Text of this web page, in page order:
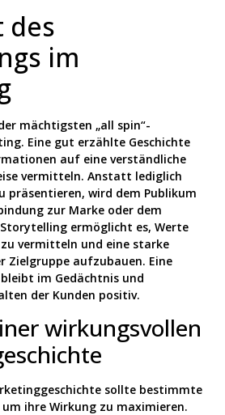
des
im
mächtigsten „all spin“-
Eine gut erzählte Geschichte
auf eine verständliche
vermitteln. Anstatt lediglich
präsentieren, wird dem Publikum
zur Marke oder dem
ermöglicht es, Werte
vermitteln und eine starke
aufzubauen. Eine
im Gedächtnis und
der Kunden positiv.
wirkungsvollen
sollte bestimmte
ihre Wirkung zu maximieren.